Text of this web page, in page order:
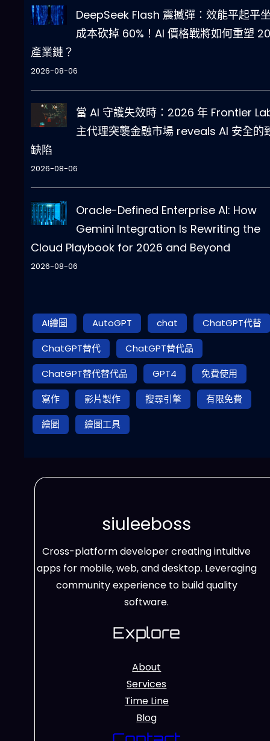
DeepSeek Flash 震撼彈：效能平起平
成本砍掉 60%！AI 價格戰將如何重塑
產業鏈？
2026-08-06
當 AI 守護失效時：2026 年 Frontier
主代理突襲金融市場 reveals AI 安全的
缺陷
2026-08-06
Oracle-Defined Enterprise AI: How
Gemini Integration Is Rewriting the
Cloud Playbook for 2026 and Beyond
2026-08-06
AI繪圖 AutoGPT chat
ChatGPT代替
ChatGPT替代
ChatGPT替代品
ChatGPT替代替代品
GPT4
免費使用
寫作
影片製作 搜尋引擎
有限免費
繪圖
繪圖工具
siuleeboss
Cross-platform developer creating intuitive
apps for mobile, web, and desktop. Leveraging
community experience to build quality
software.
Explore
About
Services
Time Line
Blog